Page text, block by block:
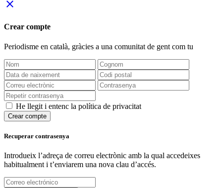
close
Crear compte
Periodisme en català, gràcies a una comunitat de gent com tu
He llegit i entenc la política de privacitat
Crear compte
Recuperar contrasenya
Introdueix l’adreça de correu electrònic amb la qual accedeixes
habitualment i t’enviarem una nova clau d’accés.